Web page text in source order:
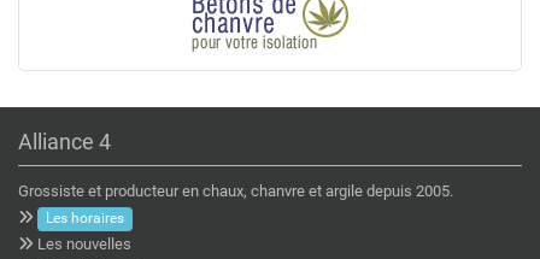
Alliance 4
Grossiste et producteur en chaux, chanvre et argile depuis 2005.
Les horaires
Les nouvelles